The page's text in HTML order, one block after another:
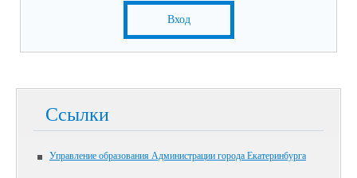
Вход
Ссылки
Управление образования Администрации города Екатеринбурга